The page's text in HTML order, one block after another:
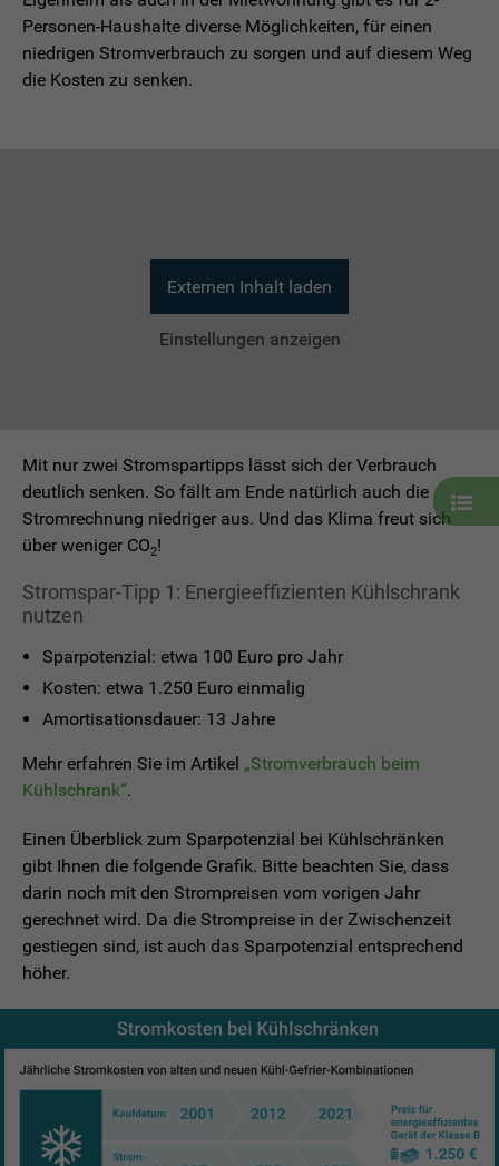
Liste
mit
Personen-Haushalte diverse Möglichkeiten, für einen
niedrigen Stromverbrauch zu sorgen und auf diesem Weg
die Kosten zu senken.
Externen Inhalt laden
Einstellungen anzeigen
Mit nur zwei Stromspartipps lässt sich der Verbrauch
deutlich senken. So fällt am Ende natürlich auch die
Stromrechnung niedriger aus. Und das Klima freut sich
über weniger CO2!
Stromspar-Tipp 1: Energieeffizienten Kühlschrank
nutzen
Sparpotenzial: etwa 100 Euro pro Jahr
Kosten: etwa 1.250 Euro einmalig
Amortisationsdauer: 13 Jahre
Mehr erfahren Sie im Artikel „Stromverbrauch beim
Kühlschrank“.
Einen Überblick zum Sparpotenzial bei Kühlschränken
gibt Ihnen die folgende Grafik. Bitte beachten Sie, dass
darin noch mit den Strompreisen vom vorigen Jahr
gerechnet wird. Da die Strompreise in der Zwischenzeit
gestiegen sind, ist auch das Sparpotenzial entsprechend
höher.